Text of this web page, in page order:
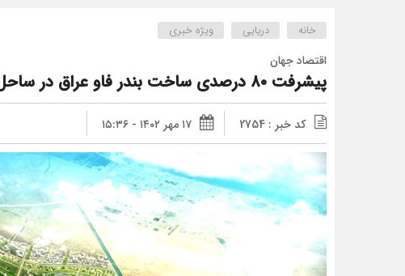
خانه دریایی ویژه خبری
اقتصاد جهان
پیشرفت ۸۰ درصدی ساخت بندر فاو عراق در ساحل خلیج فارس
کد خبر : 2754 ۱۷ مهر ۱۴۰۲ - ۱۵:۳۶